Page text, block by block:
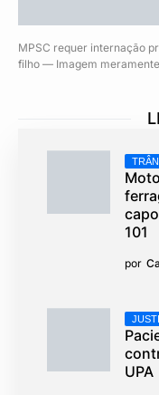
MPSC requer internação
filho — Imagem
101
por
UPA